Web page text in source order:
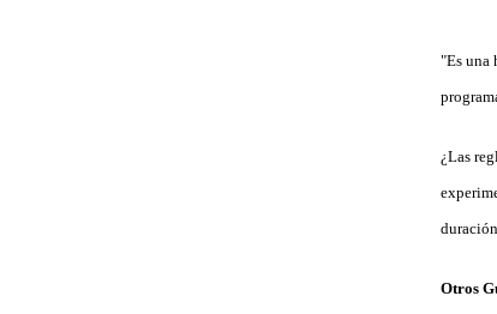
"Es una
¿Las
Otros